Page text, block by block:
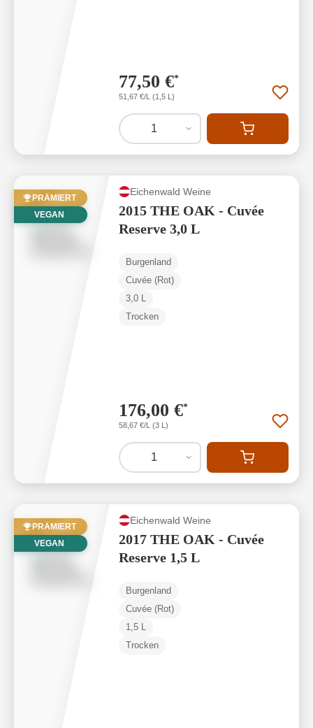
77,50 €*
51,67 €/L (1,5 L)
1
PRÄMIERT
VEGAN
Eichenwald Weine
2015 THE OAK - Cuvée
Reserve 3,0 L
Burgenland
Cuvée (Rot)
3,0 L
Trocken
176,00 €*
58,67 €/L (3 L)
1
PRÄMIERT
VEGAN
Eichenwald Weine
2017 THE OAK - Cuvée
Reserve 1,5 L
Burgenland
Cuvée (Rot)
1,5 L
Trocken